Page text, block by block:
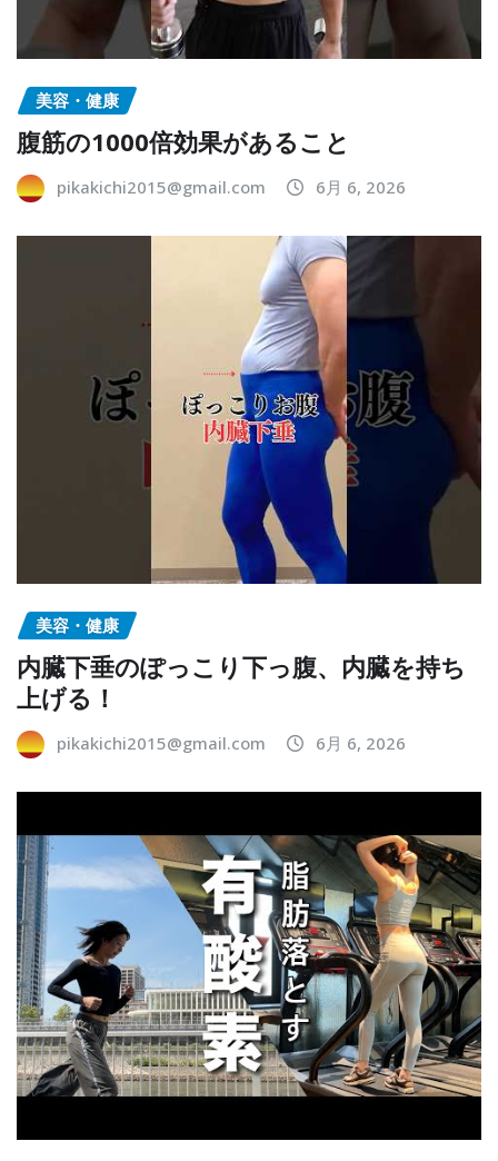
美容・健康
腹筋の1000倍効果があること
pikakichi2015@gmail.com 6月 6, 2026
美容・健康
内臓下垂のぽっこり下っ腹、内臓を持ち
上げる！
pikakichi2015@gmail.com 6月 6, 2026